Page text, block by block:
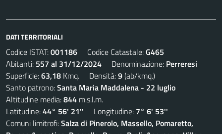
DATI TERRITORIALI
Codice ISTAT:001186 Codice Catastale:G465
Abitanti: 557 al 31/12/2024 Denominazione: Perreresi
Superficie:63,18 Kmq. Densità:9(ab/kmq.)
Santo patrono:Santa Maria Maddalena - 22 luglio
Altitudine media:844 m.s.l.m.
Latitudine:44° 56' 21'' Longitudine: 7° 6' 53''
Comuni limitrofi:Salza di Pinerolo, Massello, Pomaretto,